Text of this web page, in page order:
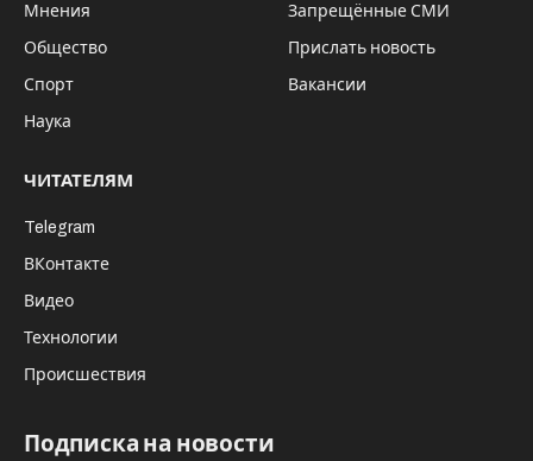
Мнения
Общество
Спорт
Наука
Запрещённые СМИ
Прислать новость
Вакансии
ЧИТАТЕЛЯМ
Telegram
ВКонтакте
Видео
Технологии
Происшествия
Подписка на новости